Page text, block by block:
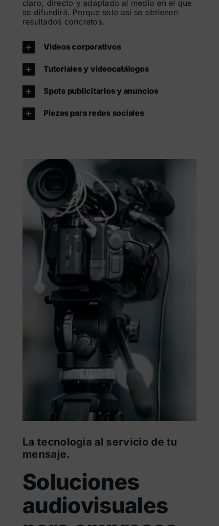
claro, directo y adaptado al medio en el que
se difundirá. Porque solo así se obtienen
resultados concretos.
Videos corporativos
Tutoriales y videocatálogos
Spots publicitarios y anuncios
Piezas para redes sociales
La tecnología al servicio de tu
mensaje.
Soluciones
audiovisuales